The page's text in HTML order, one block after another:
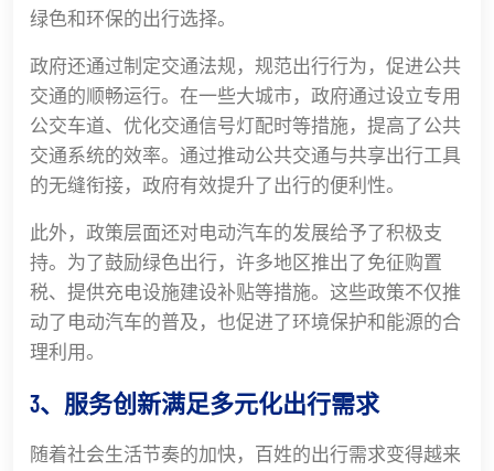
绿色和环保的出行选择。
政府还通过制定交通法规，规范出行行为，促进公共
交通的顺畅运行。在一些大城市，政府通过设立专用
公交车道、优化交通信号灯配时等措施，提高了公共
交通系统的效率。通过推动公共交通与共享出行工具
的无缝衔接，政府有效提升了出行的便利性。
此外，政策层面还对电动汽车的发展给予了积极支
持。为了鼓励绿色出行，许多地区推出了免征购置
税、提供充电设施建设补贴等措施。这些政策不仅推
动了电动汽车的普及，也促进了环境保护和能源的合
理利用。
3、服务创新满足多元化出行需求
随着社会生活节奏的加快，百姓的出行需求变得越来